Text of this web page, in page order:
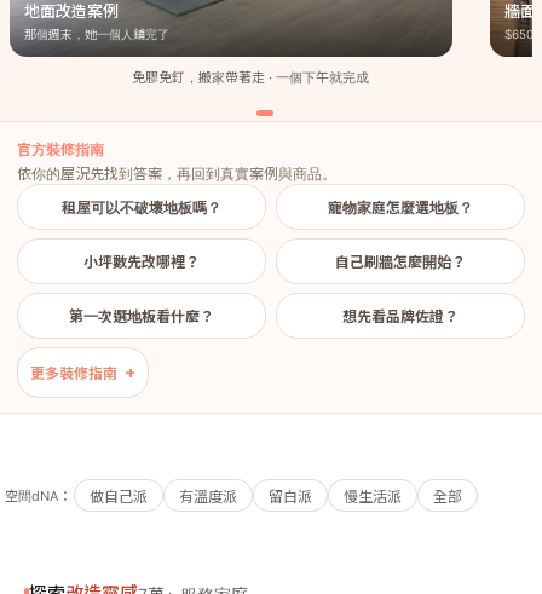
地面改造案例
那個週末，她一個人鋪完了
免膠免釘，搬家帶著走 · 一個下午就完成
牆面
$650
官方裝修指南
依你的屋況先找到答案，再回到真實案例與商品。
租屋可以不破壞地板嗎？
寵物家庭怎麼選地板？
小坪數先改哪裡？ 自己刷牆怎麼開始？
第一次選地板看什麼？ 想先看品牌佐證？
更多裝修指南
空間dNA： 做自己派 有溫度派 留白派 慢生活派 全部